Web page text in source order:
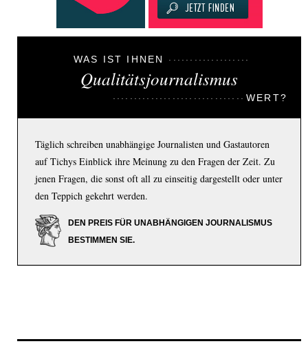
WAS IST IHNEN
Qualitätsjournalismus
WERT?
Täglich schreiben unabhängige Journalisten und Gastautoren
auf Tichys Einblick ihre Meinung zu den Fragen der Zeit. Zu
jenen Fragen, die sonst oft all zu einseitig dargestellt oder unter
den Teppich gekehrt werden.
DEN PREIS FÜR UNABHÄNGIGEN JOURNALISMUS
BESTIMMEN SIE.